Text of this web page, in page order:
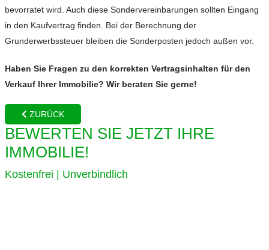
bevorratet wird. Auch diese Sondervereinbarungen sollten Eingang
in den Kaufvertrag finden. Bei der Berechnung der
Grunderwerbssteuer bleiben die Sonderposten jedoch außen vor.
Haben Sie Fragen zu den korrekten Vertragsinhalten für den
Verkauf Ihrer Immobilie? Wir beraten Sie gerne!
ZURÜCK
BEWERTEN SIE JETZT IHRE
IMMOBILIE!
Kostenfrei | Unverbindlich